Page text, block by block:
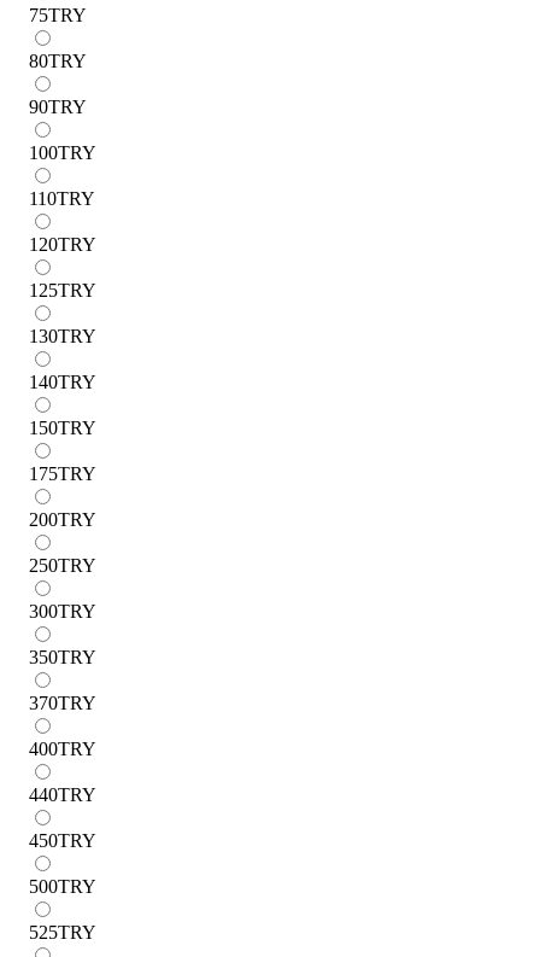
75TRY
80TRY
90TRY
100TRY
110TRY
120TRY
125TRY
130TRY
140TRY
150TRY
175TRY
200TRY
250TRY
300TRY
350TRY
370TRY
400TRY
440TRY
450TRY
500TRY
525TRY